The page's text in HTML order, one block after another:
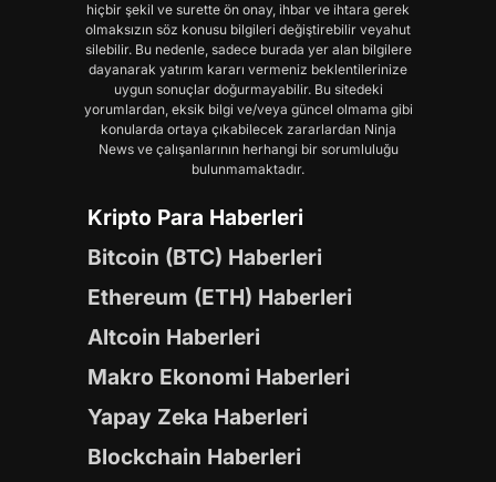
hiçbir şekil ve surette ön onay, ihbar ve ihtara gerek
olmaksızın söz konusu bilgileri değiştirebilir veyahut
silebilir. Bu nedenle, sadece burada yer alan bilgilere
dayanarak yatırım kararı vermeniz beklentilerinize
uygun sonuçlar doğurmayabilir. Bu sitedeki
yorumlardan, eksik bilgi ve/veya güncel olmama gibi
konularda ortaya çıkabilecek zararlardan Ninja
News ve çalışanlarının herhangi bir sorumluluğu
bulunmamaktadır.
Kripto Para Haberleri
Bitcoin (BTC) Haberleri
Ethereum (ETH) Haberleri
Altcoin Haberleri
Makro Ekonomi Haberleri
Yapay Zeka Haberleri
Blockchain Haberleri